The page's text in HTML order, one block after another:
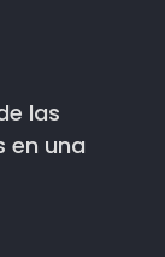
las
en una